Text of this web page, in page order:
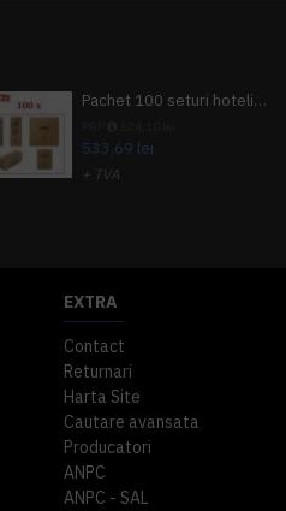
Pachet 100 seturi hoteliere, set dentar, set barbierit, casca de dus, pila unghii, set cusut
533,69 lei
+ TVA
EXTRA
Contact
Returnari
Harta Site
Cautare avansata
Producatori
ANPC
ANPC - SAL